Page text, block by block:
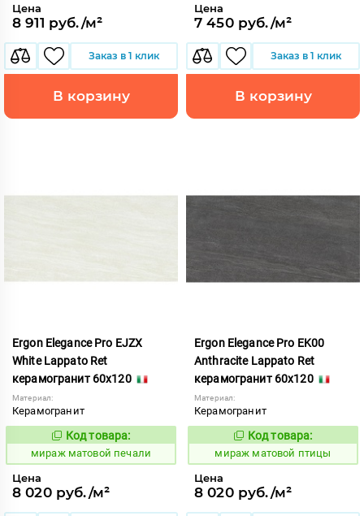
Цена
8 911 руб./м²
Заказ в 1 клик
В корзину
Цена
7 450 руб./м²
Заказ в 1 клик
В корзину
Ergon Elegance Pro EJZX
White Lappato Ret
керамогранит 60x120
Материал:
Керамогранит
991070
Код товара:
мираж матовой печали
Цена
8 020 руб./м²
Ergon Elegance Pro EK00
Anthracite Lappato Ret
керамогранит 60x120
Материал:
Керамогранит
991073
Код товара:
мираж матовой птицы
Цена
8 020 руб./м²